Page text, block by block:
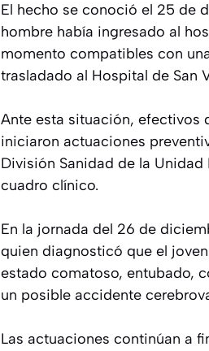
El hecho se conoció el 25 de
hombre había ingresado al
momento compatibles con
trasladado al Hospital de San
Ante esta situación, efectivos
iniciaron actuaciones
División Sanidad de la
cuadro clínico.
En la jornada del 26 de
quien diagnosticó que el
estado comatoso, entubado,
un posible accidente
Las actuaciones continúan a